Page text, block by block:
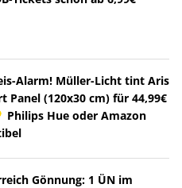
Alarm! Müller-Licht tint Aris
Panel (120x30 cm) für 44,99€
Philips Hue oder Amazon
Gönnung: 1 ÜN im